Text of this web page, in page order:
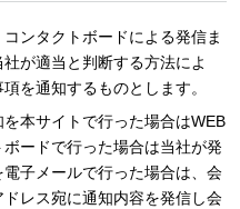
ンタクトボードによる発信ま
が適当と判断する方法によ
を通知するものとします。
本サイトで行った場合はWEB
ードで行った場合は当社が発
子メールで行った場合は、会
レス宛に通知内容を発信し会